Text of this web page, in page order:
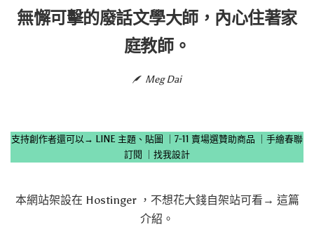
無懈可擊的廢話文學大師，內心住著家
庭教師。
Meg Dai
支持創作者還可以→ LINE 主題、貼圖 7-11 賣場選贊助商品
手繪春聯
訂閱
找我設計
本網站架設在 Hostinger，不想花大錢自架站可看→ 這篇
介紹 。